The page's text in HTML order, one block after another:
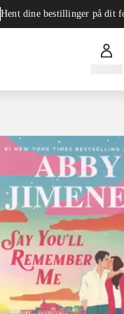
Hent dine bestillinger på dit